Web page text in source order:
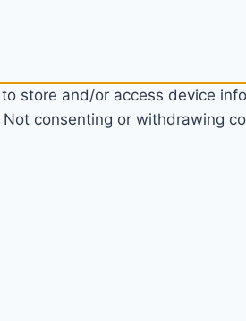
store and/or access device
consenting or withdrawing